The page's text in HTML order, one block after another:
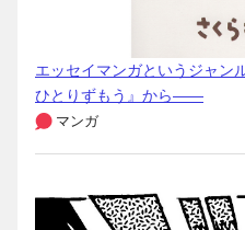
エッセイマンガというジャ
ひとりずもう』から――
マンガ